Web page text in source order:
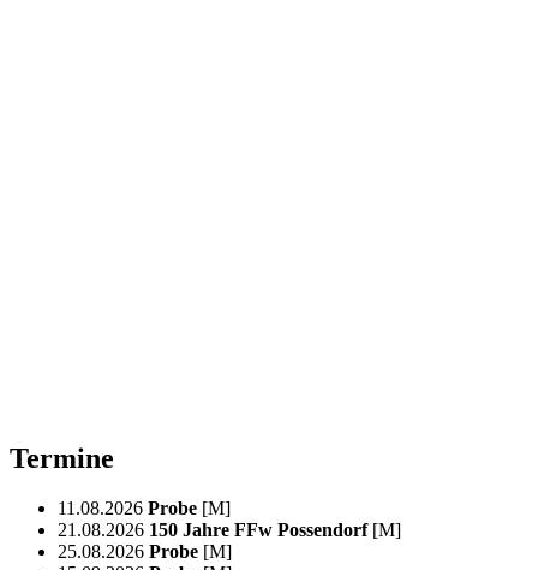
Termine
11.08.2026 Probe [M]
21.08.2026 150 Jahre FFw Possendorf [M]
25.08.2026 Probe [M]